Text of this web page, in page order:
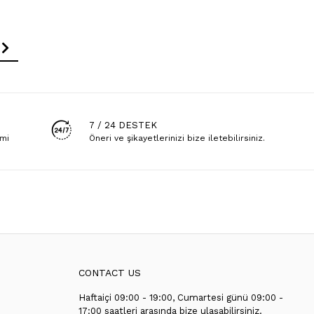
7 / 24 DESTEK
Öneri ve şikayetlerinizi bize iletebilirsiniz.
CONTACT US
Haftaiçi 09:00 - 19:00, Cumartesi günü 09:00 -
17:00 saatleri arasında bize ulaşabilirsiniz.